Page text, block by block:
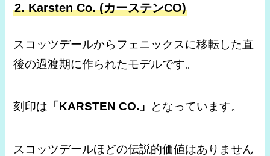
2. Karsten Co. (カーステンCO)
スコッツデールからフェニックスに移転した直
後の過渡期に作られたモデルです。
刻印は 「KARSTEN CO.」 となっています。
スコッツデールほどの伝説的価値はありません